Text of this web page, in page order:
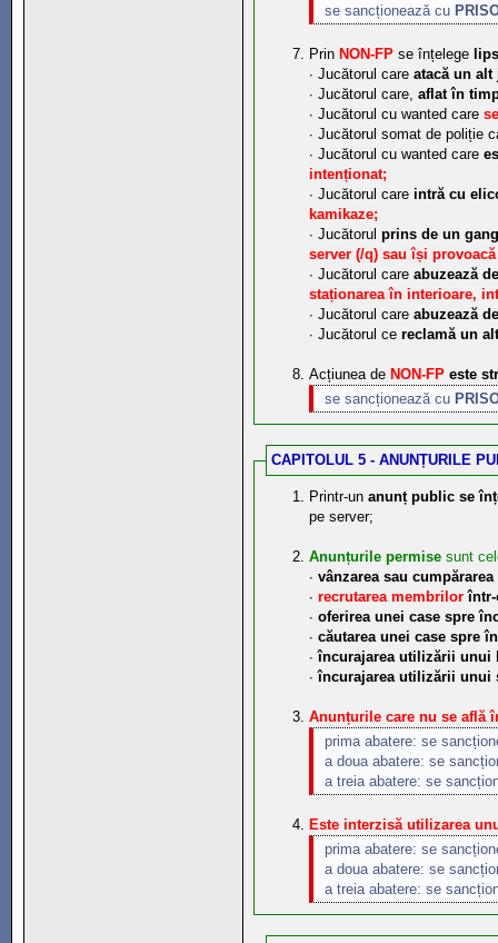
se sancționează cu
Prin NON-FP se înțelege
∙ Jucătorul care atacă un
∙ Jucătorul care, aflat în
∙ Jucătorul cu wanted care
∙ Jucătorul somat de poliție
∙ Jucătorul cu wanted care
intenționat;
∙ Jucătorul care intră cu
kamikaze;
∙ Jucătorul prins de un
server (/q) sau își
∙ Jucătorul care abuzează
staționarea în interioare,
∙ Jucătorul care abuzează
∙ Jucătorul ce reclamă un
Acțiunea de NON-FP este
se sancționează cu
CAPITOLUL 5 - ANUNȚURILE
Printr-un anunț public se
pe server;
Anunțurile permise sunt
∙ vânzarea sau cumpărarea
∙ recrutarea membrilor într-
∙ oferirea unei case spre
∙ căutarea unei case spre
∙încurajarea utilizării
∙încurajarea utilizării
Anunțurile care nu se află
prima abatere: se
a doua abatere: se
a treia abatere: se
Este interzisă utilizarea
prima abatere: se
a doua abatere: se
a treia abatere: se